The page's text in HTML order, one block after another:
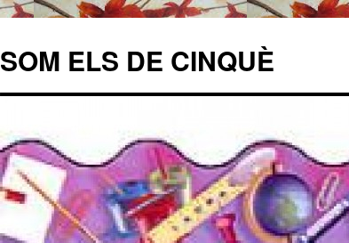
SOM ELS DE CINQUÈ